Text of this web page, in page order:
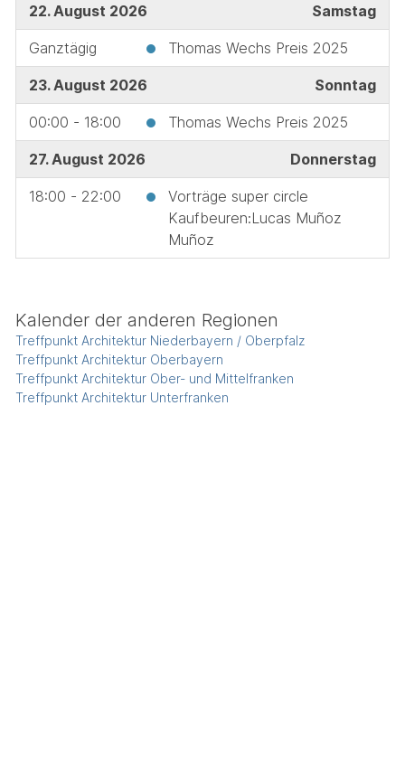
22. August 2026 Samstag
Ganztägig Thomas Wechs Preis 2025
23. August 2026 Sonntag
00:00 - 18:00 Thomas Wechs Preis 2025
27. August 2026 Donnerstag
18:00 - 22:00
Vorträge super circle
Kaufbeuren:Lucas Muñoz
Muñoz
Kalender der anderen Regionen
Treffpunkt Architektur Niederbayern / Oberpfalz
Treffpunkt Architektur Oberbayern
Treffpunkt Architektur Ober- und Mittelfranken
Treffpunkt Architektur Unterfranken